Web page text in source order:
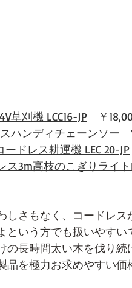
草刈機 LCC16-JP ￥
ハンディチェーンソー　
ードレス耕運機 LEC 20-JP
ス3m高枝のこぎりライト
しさもなく、コードレ
という方でも扱いやすい
の長時間太い木を伐り
品を極力お求めやすい